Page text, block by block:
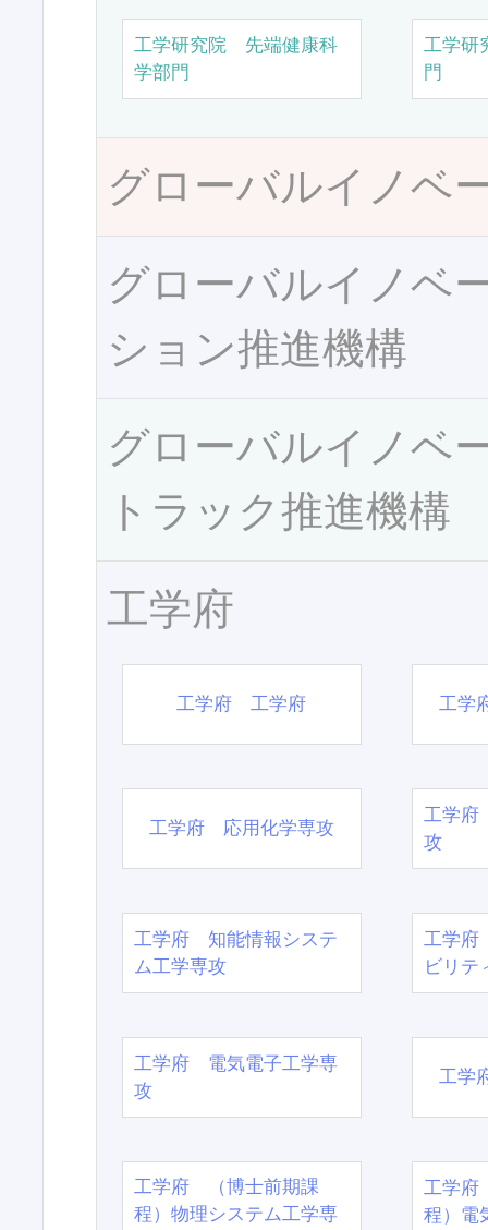
工学研究院 先端健康科
学部門
工学研
門
グローバルイノベ
グローバルイノベ
ション推進機構
グローバルイノベ
トラック推進機構
工学府
工学府 工学府 工学
工学府 応用化学専攻
工学府
攻
工学府 知能情報システ
ム工学専攻
工学府
ビリテ
工学府 電気電子工学専
攻
工学
工学府 （博士前期課
程）物理システム工学専
工学
程）電